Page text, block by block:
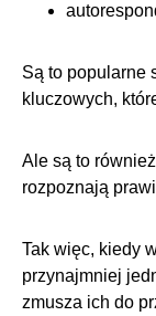
Są to popularne
kluczowych,
Ale są to
rozpoznają
Tak więc, kiedy
przynajmniej
zmusza ich do